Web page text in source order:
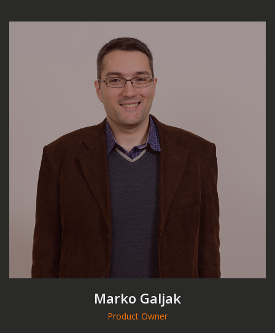
Marko Galjak
Product Owner